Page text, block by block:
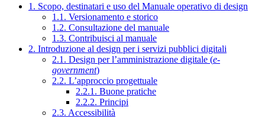
1. Scopo, destinatari e uso del Manuale operativo di design
1.1. Versionamento e storico
1.2. Consultazione del manuale
1.3. Contribuisci al manuale
2. Introduzione al design per i servizi pubblici digitali
2.1. Design per l’amministrazione digitale (e-
government)
2.2. L’approccio progettuale
2.2.1. Buone pratiche
2.2.2. Principi
2.3. Accessibilità